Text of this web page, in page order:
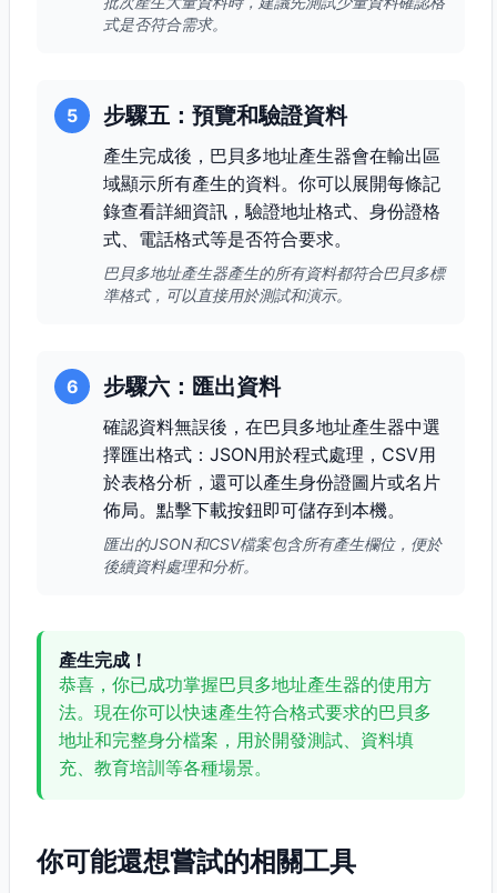
式是否符合需求。
5 步驟五：預覽和驗證資料
產生完成後，巴貝多地址產生器會在輸出區
域顯示所有產生的資料。你可以展開每條記
錄查看詳細資訊，驗證地址格式、身份證格
式、電話格式等是否符合要求。
巴貝多地址產生器產生的所有資料都符合巴貝多標
準格式，可以直接用於測試和演示。
6 步驟六：匯出資料
確認資料無誤後，在巴貝多地址產生器中選
擇匯出格式：JSON用於程式處理，CSV用
於表格分析，還可以產生身份證圖片或名片
佈局。點擊下載按鈕即可儲存到本機。
匯出的JSON和CSV檔案包含所有產生欄位，便於
後續資料處理和分析。
產生完成！
恭喜，你已成功掌握巴貝多地址產生器的使用方
法。現在你可以快速產生符合格式要求的巴貝多
地址和完整身分檔案，用於開發測試、資料填
充、教育培訓等各種場景。
你可能還想嘗試的相關工具